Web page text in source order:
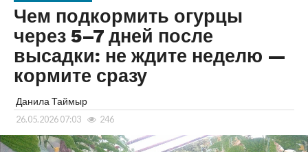
Чем подкормить огурцы
через 5–7 дней после
высадки: не ждите неделю —
кормите сразу
Данила Таймыр
26.05.2026 07:03 246